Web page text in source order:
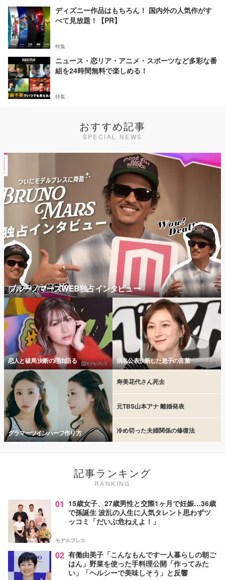
ディズニー作品はもちろん！ 国内外の人気作がす
べて見放題！【PR】
特集
ニュース・恋リア・アニメ・スポーツなど多彩な番
組を24時間無料で楽しめる！
特集
おすすめ記事
SPECIAL NEWS
ブルーノマーズWEB独占インタビュー
恋人と破局 決断の理由語る 病名公表決断した息子の言葉
グラマーツインハーフ作り方
寿美花代さん死去
元TBS山本アナ 離婚発表
冷め切った夫婦関係の修復法
記事ランキング
RANKING
01 15歳女子、27歳男性と交際1ヶ月で妊娠…36歳
で孫誕生 波乱の人生に人気タレント思わずツ
ッコミ「だいぶ危ねえよ！」
モデルプレス
02 有働由美子「こんなもんです一人暮らしの朝ご
はん」野菜を使った手料理公開「作ってみた
い」「ヘルシーで美味しそう」と反響